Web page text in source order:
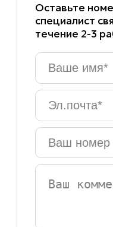
Оставьте
специалист
течение 2-3
Ваше
имя*
Эл.почта
Ваш
номер
телефона*
Ваш